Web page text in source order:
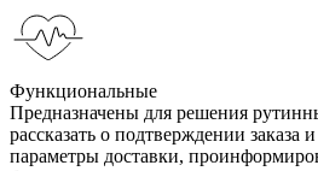
Функциональные
Предназначены для решения
рассказать о подтверждении заказа
параметры доставки,